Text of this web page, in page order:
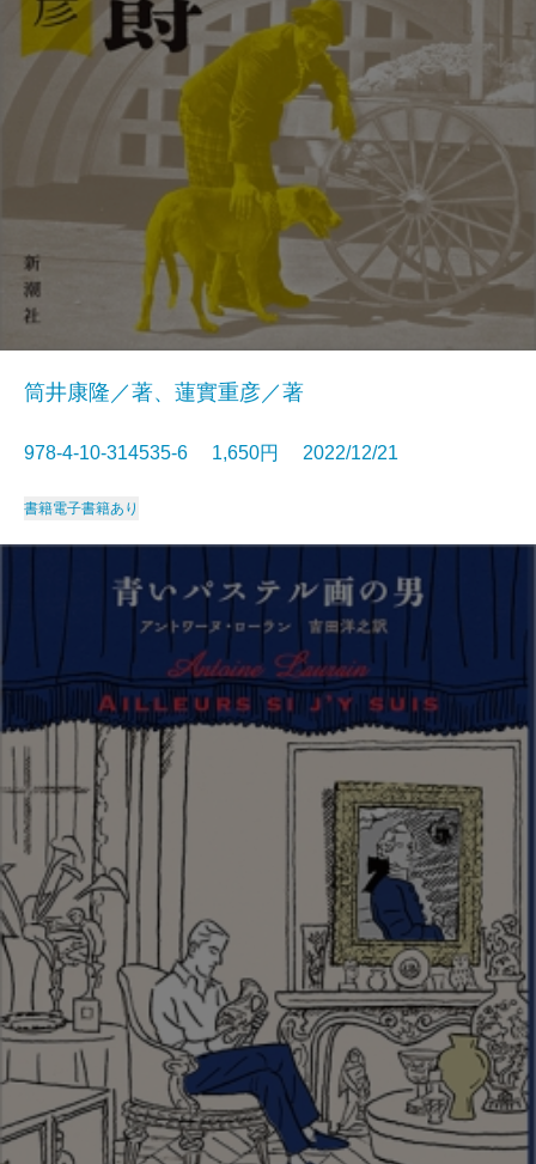
筒井康隆／著、蓮實重彦／著
978-4-10-314535-6 1,650円 2022/12/21
書籍電子書籍あり